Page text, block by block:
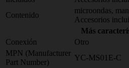
Contenido
microondas,
Accesorios
Más
Conexión
Otro
MPN (Manufacturer
Part Number)
YC-MS01E-С